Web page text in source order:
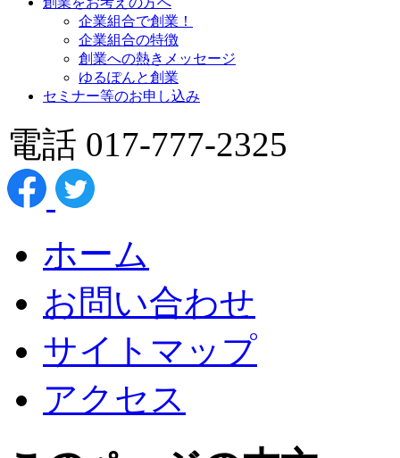
企業組合で創業！
企業組合の特徴
創業への熱きメッセージ
ゆるぽんと創業
セミナー等のお申し込み
電話 017-777-2325
ホーム
お問い合わせ
サイトマップ
アクセス